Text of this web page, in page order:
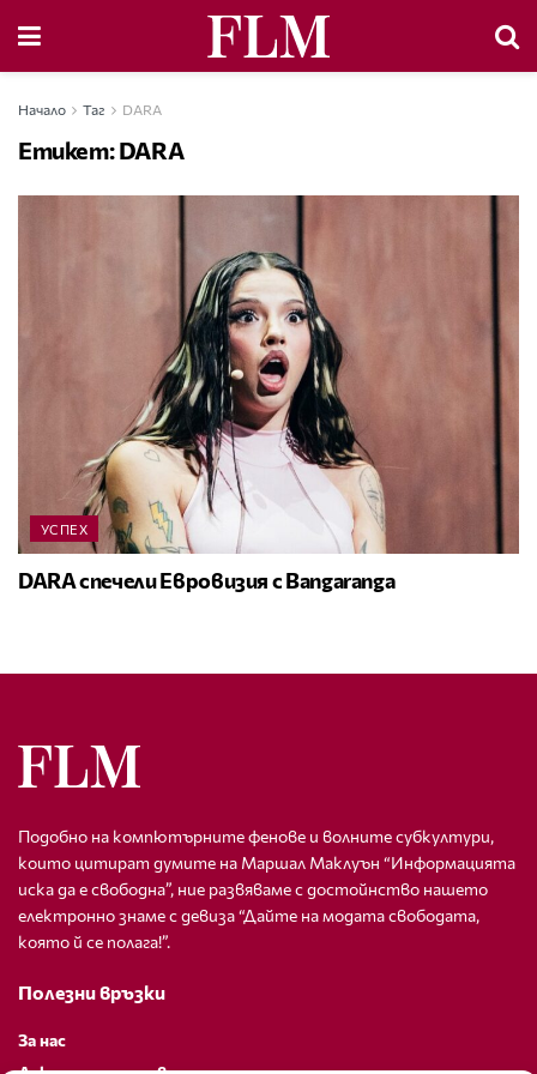
Начало Таг DARA
Етикет:DARA
УСПЕХ
DARA спечели Евровизия с Bangaranga
Подобно на компютърните фенове и волните субкултури,
които цитират думите на Маршал Маклуън “Информацията
иска да е свободна”, ние развяваме с достойнство нашето
електронно знаме с девиза “Дайте на модата свободата,
която й се полага!”.
Полезни връзки
За нас